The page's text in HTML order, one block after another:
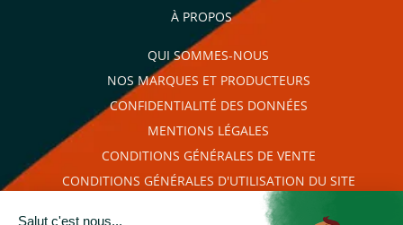
À PROPOS
QUI SOMMES-NOUS
NOS MARQUES ET PRODUCTEURS
CONFIDENTIALITÉ DES DONNÉES
MENTIONS LÉGALES
CONDITIONS GÉNÉRALES DE VENTE
CONDITIONS GÉNÉRALES D'UTILISATION DU SITE